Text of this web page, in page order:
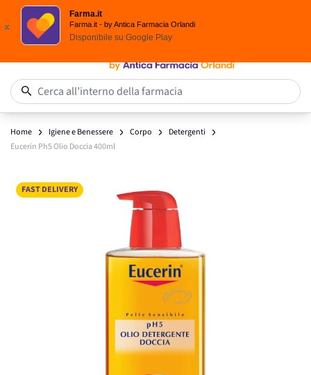
x
Farma.it
Farma.it - by Antica Farmacia Orlandi
Disponibile su Google Play
Salta al contenuto
Cerca all’interno della farmacia
Home Igiene e Benessere Corpo
Detergenti
Eucerin Ph5 Olio Doccia 400ml
FAST DELIVERY
Main image
Click to view image in fullscreen